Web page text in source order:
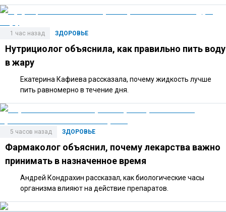
ЗДОРОВЬЕ
1 час назад
Нутрициолог объяснила, как правильно пить воду
в жару
Екатерина Кафиева рассказала, почему жидкость лучше
пить равномерно в течение дня.
ЗДОРОВЬЕ
5 часов назад
Фармаколог объяснил, почему лекарства важно
принимать в назначенное время
Андрей Кондрахин рассказал, как биологические часы
организма влияют на действие препаратов.